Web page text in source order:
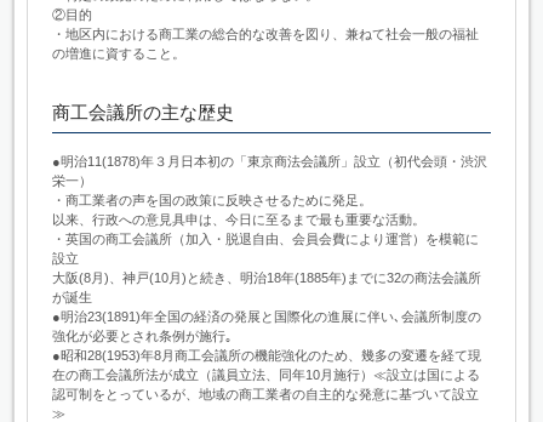
②目的
・地区内における商工業の総合的な改善を図り、兼ねて社会一般の福祉
の増進に資すること。
商工会議所の主な歴史
●明治11(1878)年３月日本初の「東京商法会議所」設立（初代会頭・渋沢
栄一）
・商工業者の声を国の政策に反映させるために発足。
以来、行政への意見具申は、今日に至るまで最も重要な活動。
・英国の商工会議所（加入・脱退自由、会員会費により運営）を模範に
設立
大阪(8月)、神戸(10月)と続き、明治18年(1885年)までに32の商法会議所
が誕生
●明治23(1891)年全国の経済の発展と国際化の進展に伴い､会議所制度の
強化が必要とされ条例が施行｡
●昭和28(1953)年8月商工会議所の機能強化のため、幾多の変遷を経て現
在の商工会議所法が成立（議員立法、同年10月施行）≪設立は国による
認可制をとっているが、地域の商工業者の自主的な発意に基づいて設立
≫